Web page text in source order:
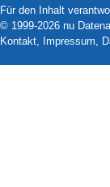
Für den Inhalt
© 1999-2026 nu
Kontakt, Impressum,